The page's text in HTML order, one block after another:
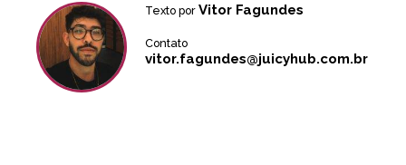
Texto por Vitor Fagundes
Contato
vitor.fagundes@juicyhub.com.br